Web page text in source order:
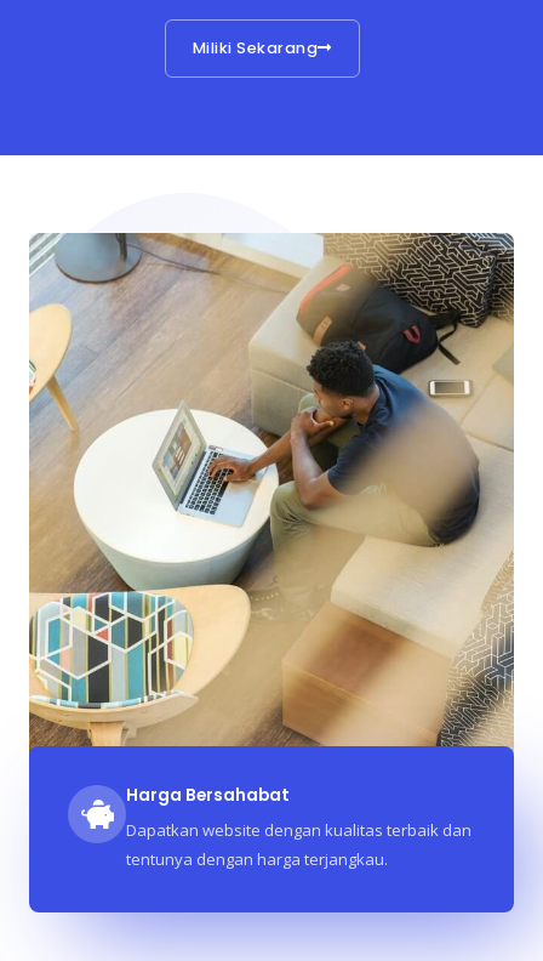
Miliki Sekarang
Harga Bersahabat
Dapatkan website dengan kualitas terbaik dan
tentunya dengan harga terjangkau.